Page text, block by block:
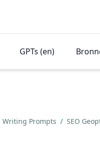
GPTs (en)
Writing Prompts / SEO